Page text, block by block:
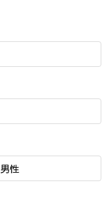
男性